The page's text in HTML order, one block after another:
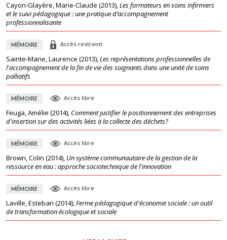
Cayon-Glayère, Marie-Claude (2013),Les formateurs en soins infirmiers
et le suivi pédagogique : une pratique d’accompagnement
professionnalisante
MÉMOIRE Accès restreint
Sainte-Marie, Laurence (2013),Les représentations professionnelles de
l'accompagnement de la fin de vie des soignants dans une unité de soins
palliatifs
MÉMOIRE Accès libre
Feuga, Amélie (2014), Comment justifier le positionnement des entreprises
d'insertion sur des activités liées à la collecte des déchets?
MÉMOIRE Accès libre
Brown, Colin (2014), Un système communautaire de la gestion de la
ressource en eau : approche sociotechnique de l'innovation
MÉMOIRE Accès libre
Laville, Esteban (2014),Ferme pédagogique d'économie sociale : un outil
de transformation écologique et sociale